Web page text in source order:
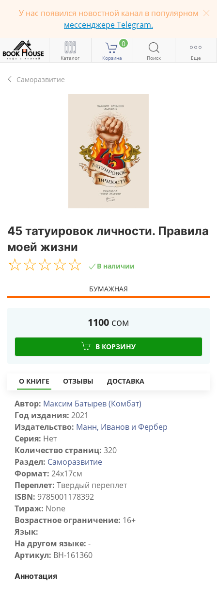
У нас появился новостной канал в популярном
мессенджере Telegram.
Каталог
0
Корзина Поиск Еще
Саморазвитие
45 татуировок личности. Правила
моей жизни
☆☆☆☆☆
★★★★★ В наличии
БУМАЖНАЯ
1100 сом
В КОРЗИНУ
О КНИГЕ ОТЗЫВЫ ДОСТАВКА
Автор: Максим Батырев (Комбат)
Год издания: 2021
Издательство: Манн, Иванов и Фербер
Серия: Нет
Количество страниц: 320
Раздел: Саморазвитие
Формат: 24х17см
Переплет: Твердый переплет
ISBN: 9785001178392
Тираж: None
Возрастное ограничение: 16+
Язык:
На другом языке: -
Артикул: BH-161360
Аннотация